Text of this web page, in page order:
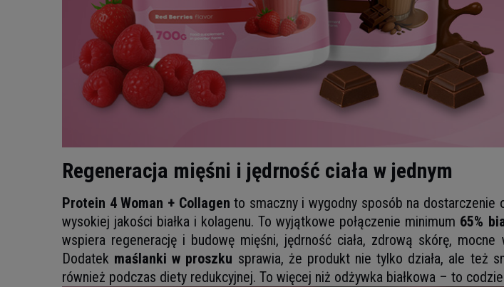
Regeneracja mięśni i jędrność ciała w jednym
Protein 4 Woman + Collagen to smaczny i wygodny sposób na
wysokiej jakości białka i kolagenu. To wyjątkowe połączenie minimum 65%
wspiera regenerację i budowę mięśni, jędrność ciała, zdrową skórę,
Dodatek maślanki w proszku sprawia, że produkt nie tylko działa, ale też
również podczas diety redukcyjnej. To więcej niż odżywka białkowa – to